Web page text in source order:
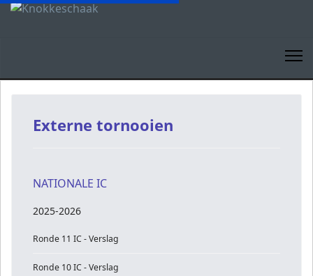
Externe tornooien
NATIONALE IC
2025-2026
Ronde 11 IC - Verslag
Ronde 10 IC - Verslag